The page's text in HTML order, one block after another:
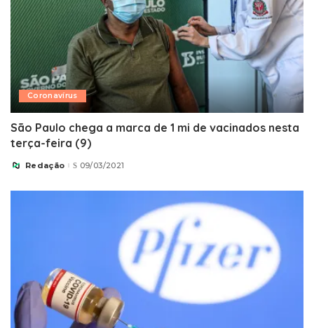
Coronavírus
São Paulo chega a marca de 1 mi de vacinados nesta
terça-feira (9)
Posted
Redação 09/03/2021